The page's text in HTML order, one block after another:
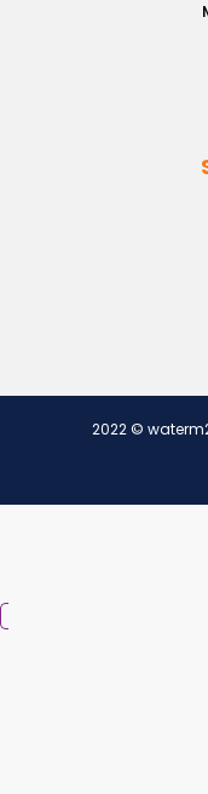
2022 ©